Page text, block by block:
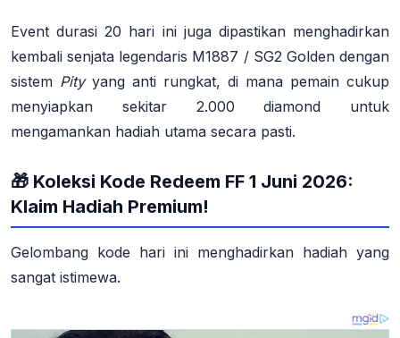
Event durasi 20 hari ini juga dipastikan menghadirkan
kembali senjata legendaris M1887 / SG2 Golden dengan
sistem Pityyang anti rungkat, di mana pemain cukup
menyiapkan sekitar 2.000 diamond untuk
mengamankan hadiah utama secara pasti.
🎁 Koleksi Kode Redeem FF 1 Juni 2026:
Klaim Hadiah Premium!
Gelombang kode hari ini menghadirkan hadiah yang
sangat istimewa.